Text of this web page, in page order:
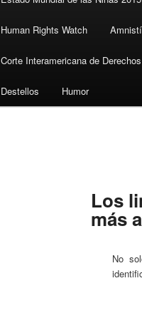
Human Rights Watch
Corte Interamericana de
Destellos Humor
Los
más
No